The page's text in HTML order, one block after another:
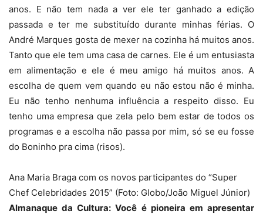
anos. E não tem nada a ver ele ter ganhado a edição
passada e ter me substituído durante minhas férias. O
André Marques gosta de mexer na cozinha há muitos anos.
Tanto que ele tem uma casa de carnes. Ele é um entusiasta
em alimentação e ele é meu amigo há muitos anos. A
escolha de quem vem quando eu não estou não é minha.
Eu não tenho nenhuma influência a respeito disso. Eu
tenho uma empresa que zela pelo bem estar de todos os
programas e a escolha não passa por mim, só se eu fosse
do Boninho pra cima (risos).
Ana Maria Braga com os novos participantes do “Super
Chef Celebridades 2015” (Foto: Globo/João Miguel Júnior)
Almanaque da Cultura: Você é pioneira em apresentar